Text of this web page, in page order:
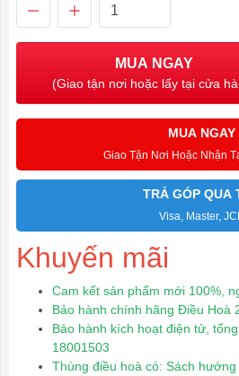
MUA NGAY
(Giao tận nơi hoặc lấy tại cửa
MUA NGAY
Giao Tận Nơi Hoặc Nhận
TRẢ GÓP QUA
Visa, Master,
Khuyến mãi
Cam kết sản phẩm mới 100%,
Bảo hành chính hãng Điều Hoà
Bảo hành kích hoạt điện tử,
18001503
Thùng điều hoà có: Sách